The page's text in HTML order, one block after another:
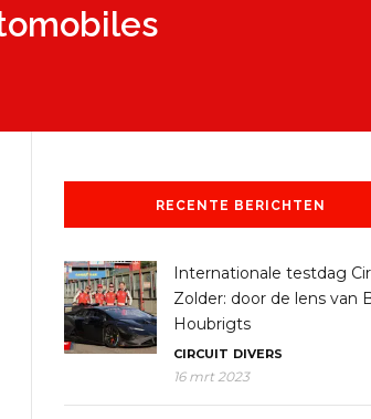
RECENTE BERICHTEN
Internationale testdag
Zolder: door de lens van
Houbrigts
CIRCUIT DIVERS
16 mrt 2023